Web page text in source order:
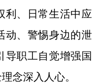
利、日常生活中应
动、警惕身边的泄
导职工自觉增强国
念深入人心。